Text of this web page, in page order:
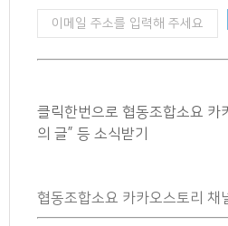
클릭한번으로 협동조합소요 카
의 글” 등 소식받기
협동조합소요 카카오스토리 채